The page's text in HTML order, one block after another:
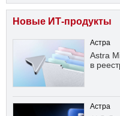
Новые ИТ-продукты
Астра
Astra
в
Астра